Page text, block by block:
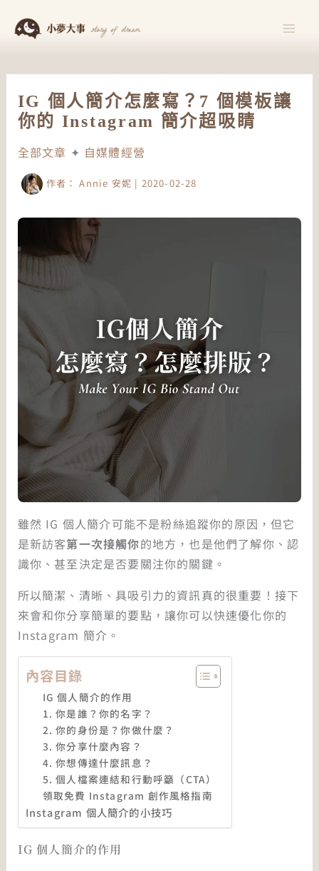
IG 個人簡介怎麼寫？7 個模板讓
你的 Instagram 簡介超吸睛
全部文章 ✦ 自媒體經營
作者： Annie 安妮 | 2020-02-28
雖然 IG 個人簡介可能不是粉絲追蹤你的原因，但它
是新訪客第一次接觸你的地方，也是他們了解你、認
識你、甚至決定是否要關注你的關鍵。
所以簡潔、清晰、具吸引力的資訊真的很重要！接下
來會和你分享簡單的要點，讓你可以快速優化你的
Instagram 簡介。
內容目錄
IG 個人簡介的作用
1. 你是誰？你的名字？
2. 你的身份是？你做什麼？
3. 你分享什麼內容？
4. 你想傳達什麼訊息？
5. 個人檔案連結和行動呼籲（CTA）
領取免費 Instagram 創作風格指南
Instagram 個人簡介的小技巧
IG 個人簡介的作用